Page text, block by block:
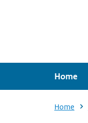
de
gaan
Home
Home